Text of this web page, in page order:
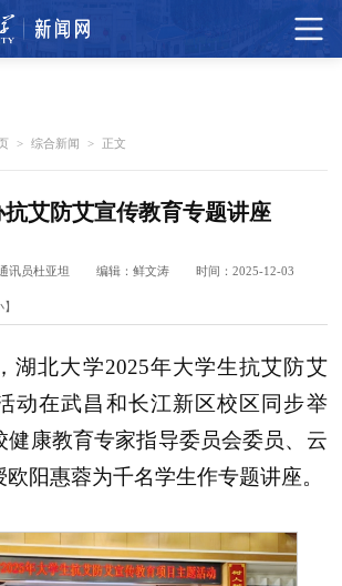
> 综合新闻 > 正文
艾防艾宣传教育专题讲座
讯员杜亚坦 编辑：鲜文涛 时间：2025-12-03
】
湖北大学2025年大学生抗艾防艾
动在武昌和长江新区校区同步举
健康教育专家指导委员会委员、云
阳惠蓉为千名学生作专题讲座。